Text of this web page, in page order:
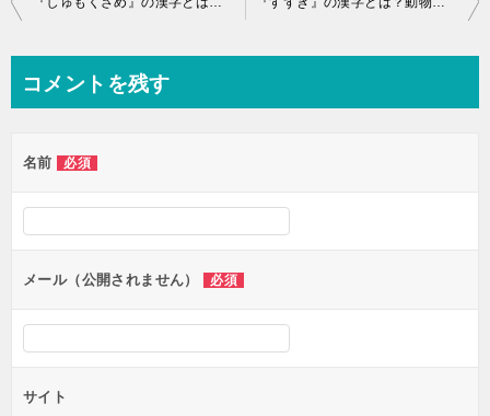
ビ
ー
シ
ン
コメントを残す
名前 必須
メール（公開されません） 必須
サイト